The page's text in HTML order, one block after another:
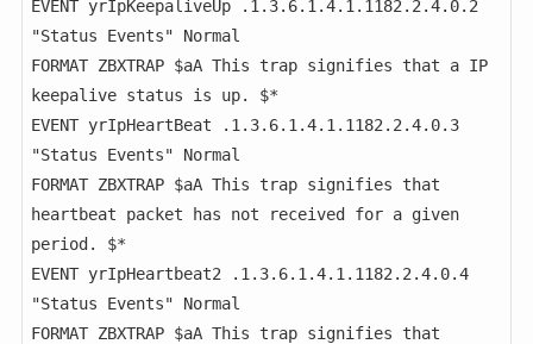
EVENT yrIpKeepaliveUp .1.3.6.1.4.1.1182.2.4.0.2
"Status Events" Normal
FORMAT ZBXTRAP $aA This trap signifies that a IP
keepalive status is up. $*
EVENT yrIpHeartBeat .1.3.6.1.4.1.1182.2.4.0.3
"Status Events" Normal
FORMAT ZBXTRAP $aA This trap signifies that
heartbeat packet has not received for a given
period. $*
EVENT yrIpHeartbeat2 .1.3.6.1.4.1.1182.2.4.0.4
"Status Events" Normal
FORMAT ZBXTRAP $aA This trap signifies that